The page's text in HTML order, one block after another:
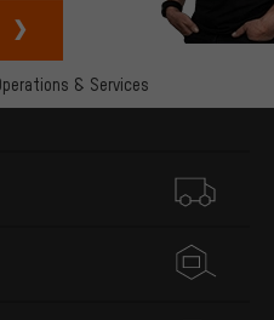
& Services